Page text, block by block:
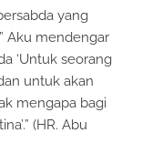
yang
Aku mendengar
‘Untuk seorang
untuk akan
mengapa bagi
(HR. Abu